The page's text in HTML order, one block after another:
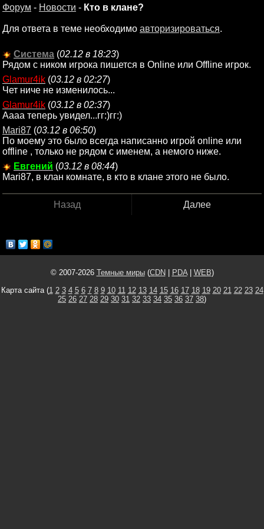
Форум - Новости - Кто в клане?
Для ответа в теме необходимо авторизироваться.
Система (02.12 в 18:23)
Рядом с ником игрока пишется в Online или Offline игрок.
Glamur4ik (03.12 в 02:27)
Чет ниче не изменилось...
Glamur4ik (03.12 в 02:37)
Аааа теперь увидел...гг:)гг:)
Mari87 (03.12 в 06:50)
По моему это было всегда написанно игрой online или
offline , только не рядом с именем, а немого ниже.
Евгений (03.12 в 08:44)
Mari87, в клан комнате, в кто в клане этого не было.
Назад Далее
© 2007-2026 Темные миры(CDN PDA| WEB)
Карта сайта (1 2 3 4 5 6 7 8 9 10 11 12 13 14 15 16 17 18 19 20 21 22 23 24
25 26 27 28 29 30 31 32 33 34 35 36 37 38)